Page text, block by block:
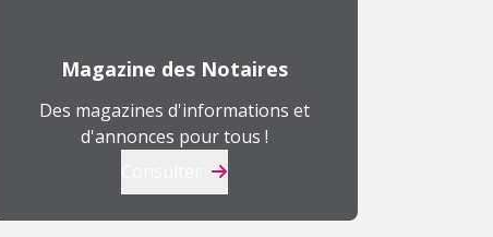
Magazine des Notaires
Des magazines d'informations et
d'annonces pour tous !